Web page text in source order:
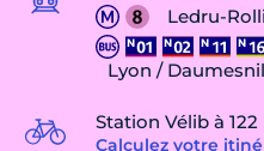
Ledru-
Lyon /
Station Vélib à 122
Calculez votre